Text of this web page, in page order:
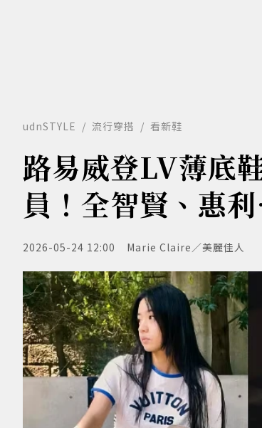
udnSTYLE 流行穿搭 看新鞋
路易威登LV薄底
員！全智賢、惠
2026-05-24 12:00 Marie Claire／美麗佳人